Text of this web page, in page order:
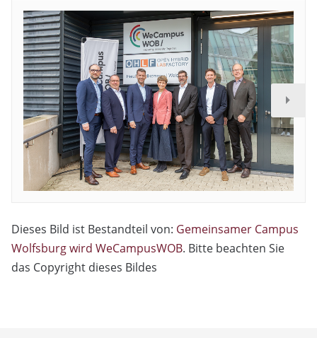
Dieses Bild ist Bestandteil von: Gemeinsamer Campus
Wolfsburg wird WeCampusWOB. Bitte beachten Sie
das Copyright dieses Bildes